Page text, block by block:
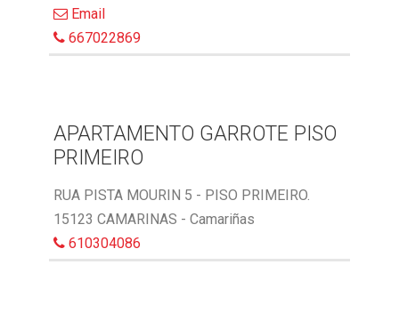
Email
667022869
APARTAMENTO GARROTE PISO
PRIMEIRO
RUA PISTA MOURIN 5 - PISO PRIMEIRO.
15123 CAMARINAS - Camariñas
610304086